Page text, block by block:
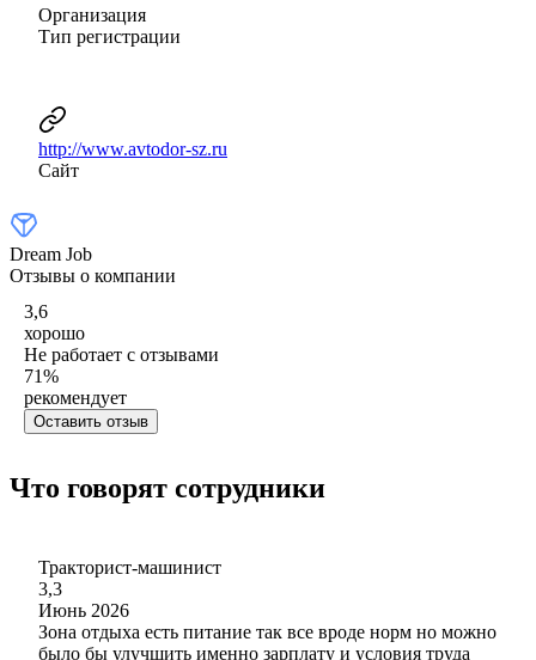
Организация
Тип регистрации
http://www.avtodor-sz.ru
Сайт
Dream Job
Отзывы о компании
3,6
хорошо
Не работает с отзывами
71%
рекомендует
Оставить отзыв
Что говорят сотрудники
Тракторист-машинист
3,3
Июнь 2026
Зона отдыха есть питание так все вроде норм но можно
было бы улучшить именно зарплату и условия труда